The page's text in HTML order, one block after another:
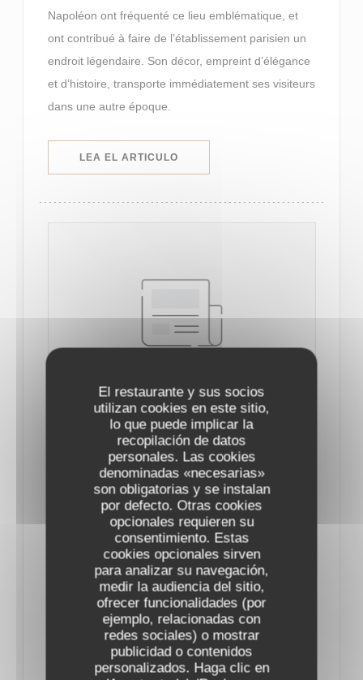
El restaurante y sus socios
utilizan cookies en este sitio,
lo que puede implicar la
recopilación de datos
personales. Las cookies
denominadas «necesarias»
son obligatorias y se instalan
por defecto. Otras cookies
opcionales requieren su
consentimiento. Estas
cookies opcionales sirven
para analizar su navegación,
medir la audiencia del sitio,
ofrecer funcionalidades (por
ejemplo, relacionadas con
redes sociales) o mostrar
publicidad o contenidos
personalizados. Haga clic en
Napoléon ont fréquenté ce lieu emblématique, et
ont contribué à faire de l’établissement parisien un
endroit légendaire. Son décor, empreint d’élégance
et d’histoire, transporte immédiatement ses visiteurs
dans une autre époque.
LEA EL ARTICULO((ABRE EN UNA NUEVA
SAINT-VALENTIN 2025 : LES MENUS DE
CHEFS DE RESTAURANTS POUR UNE
PARENTHÈSE ENCHANTÉE À PARIS
07/02/2025
Cette année encore, les chefs mettent les petits
plats dans les grands pour séduire les gourmets.
Le 14 février, tout doit être parfait : qu’on soit
adepte d’ambiance romantique et de lumières
tamisées, ou d’une ambiance plus festive, le dîner
de la Saint-Valentin doit faire chavirer les cœurs.